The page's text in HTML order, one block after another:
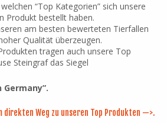
“Top Kategorien” sich unsere
Produkt bestellt haben.
am besten bewerteten Tierfallen
Qualität überzeugen.
tragen auch unsere Top
Steingraf das Siegel
direkten Weg zu unseren Top Produkten —>.